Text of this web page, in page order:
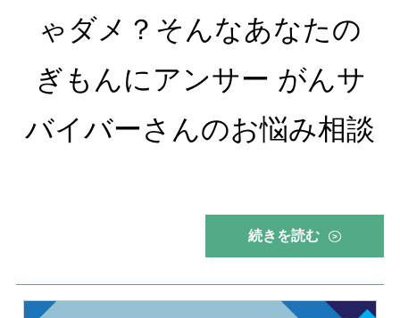
ゃダメ？そんなあなたの
ぎもんにアンサー がんサ
バイバーさんのお悩み相談
続きを読む >